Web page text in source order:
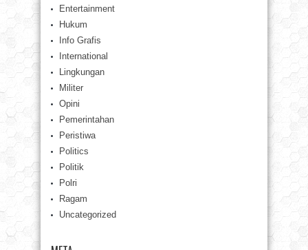
Entertainment
Hukum
Info Grafis
International
Lingkungan
Militer
Opini
Pemerintahan
Peristiwa
Politics
Politik
Polri
Ragam
Uncategorized